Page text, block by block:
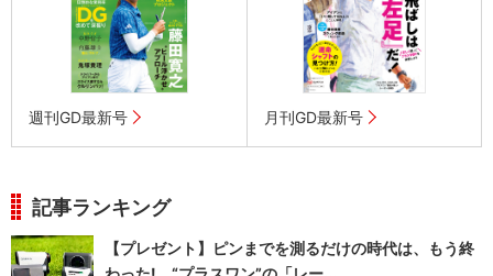
週刊GD最新号 月刊GD最新号
記事ランキング
【プレゼント】ピンまでを測るだけの時代は、もう終